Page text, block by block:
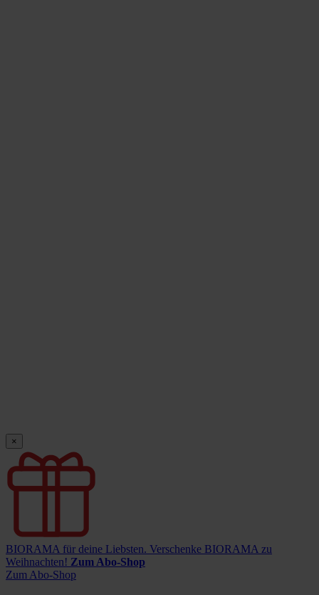
×
BIORAMA für deine Liebsten. Verschenke BIORAMA zu
Weihnachten! Zum Abo-Shop
Zum Abo-Shop